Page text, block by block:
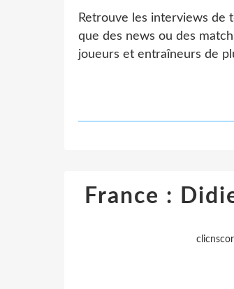
Retrouve les interviews de
que des news ou des
joueurs et entraîneurs de
France :